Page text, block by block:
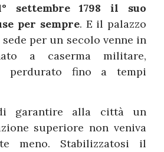
settembre 1798 il suo
per sempre. E il palazzo
per un secolo venne in
a caserma militare,
perdurato fino a tempi
garantire alla città un
superiore non veniva
meno. Stabilizzatosi il